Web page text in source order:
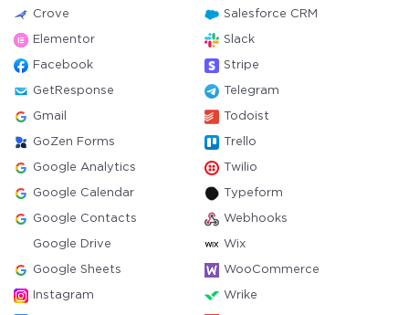
Crove Salesforce CRM
Elementor Slack
Facebook Stripe
GetResponse Telegram
Gmail Todoist
GoZen Forms Trello
Google Analytics Twilio
Google Calendar Typeform
Google Contacts Webhooks
Google Drive Wix
Google Sheets WooCommerce
Instagram Wrike